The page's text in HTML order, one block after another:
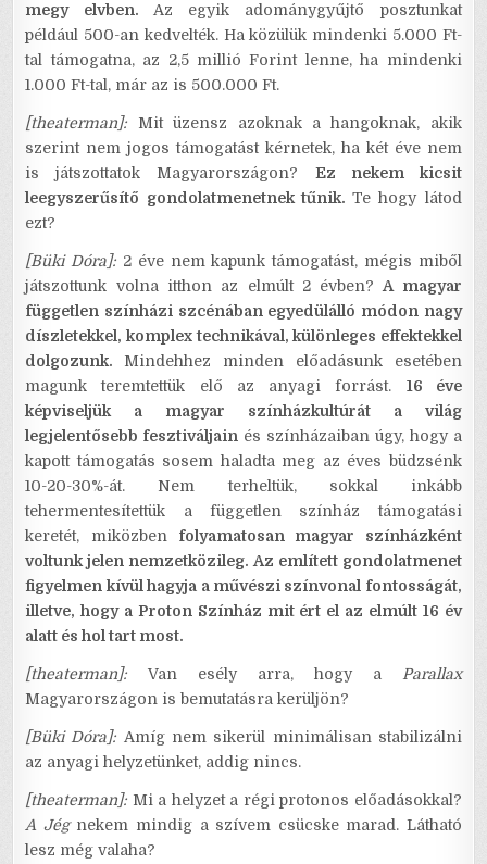
megy elvben. Az egyik adománygyűjtő posztunkat
például 500-an kedvelték. Ha közülük mindenki 5.000 Ft-
tal támogatna, az 2,5 millió Forint lenne, ha mindenki
1.000 Ft-tal, már az is 500.000 Ft.
[theaterman]: Mit üzensz azoknak a hangoknak, akik
szerint nem jogos támogatást kérnetek, ha két éve nem
is játszottatok Magyarországon? Ez nekem kicsit
leegyszerűsítő gondolatmenetnek tűnik.Te hogy látod
ezt?
[Büki Dóra]: 2 éve nem kapunk támogatást, mégis miből
játszottunk volna itthon az elmúlt 2 évben?A magyar
független színházi szcénában egyedülálló módon nagy
díszletekkel, komplex technikával, különleges effektekkel
dolgozunk. Mindehhez minden előadásunk esetében
magunk teremtettük elő az anyagi forrást. 16 éve
képviseljük a magyar színházkultúrát a világ
legjelentősebb fesztiváljain és színházaiban úgy, hogy a
kapott támogatás sosem haladta meg az éves büdzsénk
10-20-30%-át. Nem terheltük, sokkal inkább
tehermentesítettük a független színház támogatási
keretét, miközben folyamatosan magyar színházként
voltunk jelen nemzetközileg. Az említett gondolatmenet
figyelmen kívül hagyja a művészi színvonal fontosságát,
illetve, hogy a Proton Színház mit ért el az elmúlt 16 év
alatt és hol tart most.
[theaterman]: Van esély arra, hogy a Parallax
Magyarországon is bemutatásra kerüljön?
[Büki Dóra]: Amíg nem sikerül minimálisan stabilizálni
az anyagi helyzetünket, addig nincs.
[theaterman]: Mi a helyzet a régi protonos előadásokkal?
A Jégnekem mindig a szívem csücske marad. Látható
lesz még valaha?